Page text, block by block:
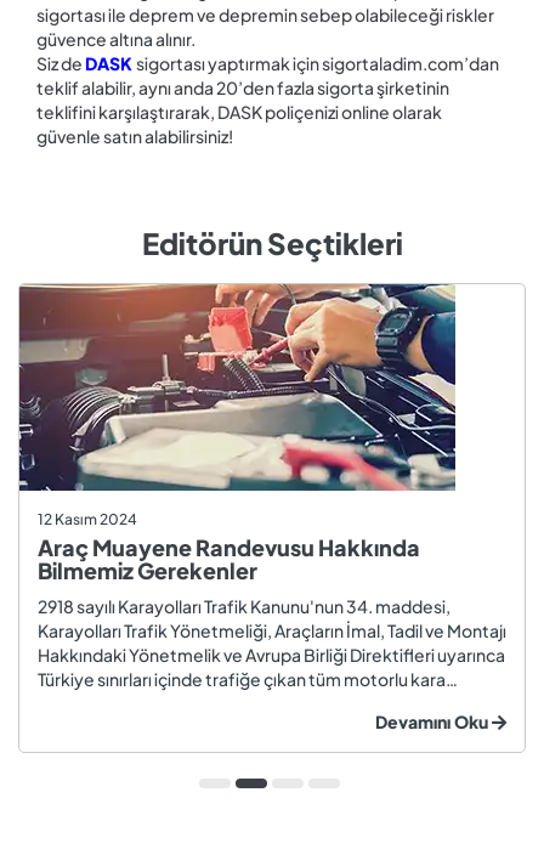
sigortası ile deprem ve depremin sebep olabileceği riskler
güvence altına alınır.
Siz de DASK sigortası yaptırmak için sigortaladim.com’dan
teklif alabilir, aynı anda 20’den fazla sigorta şirketinin
teklifini karşılaştırarak, DASK poliçenizi online olarak
güvenle satın alabilirsiniz!
Editörün Seçtikleri
12 Kasım 2024
Araç Muayene Randevusu Hakkında
Bilmemiz Gerekenler
2918 sayılı Karayolları Trafik Kanunu'nun 34. maddesi,
Karayolları Trafik Yönetmeliği, Araçların İmal, Tadil ve Montajı
Hakkındaki Yönetmelik ve Avrupa Birliği Direktifleri uyarınca
Türkiye sınırları içinde trafiğe çıkan tüm motorlu kara
zorundadır. Araç muayenesi; otomobil, motosiklet,
kamyon, kamyo...
Devamını Oku